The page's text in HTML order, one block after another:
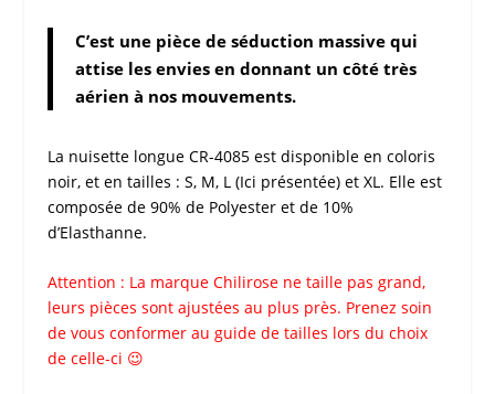
C’est une pièce de séduction massive qui
attise les envies en donnant un côté très
aérien à nos mouvements.
La nuisette longue CR-4085est disponible en coloris
noir, et en tailles : S, M, L (Ici présentée) et XL. Elle est
composée de 90% de Polyester et de 10%
d’Elasthanne.
Attention : La marque Chilirosene taille pas grand,
leurs pièces sont ajustées au plus près. Prenez soin
de vous conformer au guide de tailles lors du choix
de celle-ci 😉